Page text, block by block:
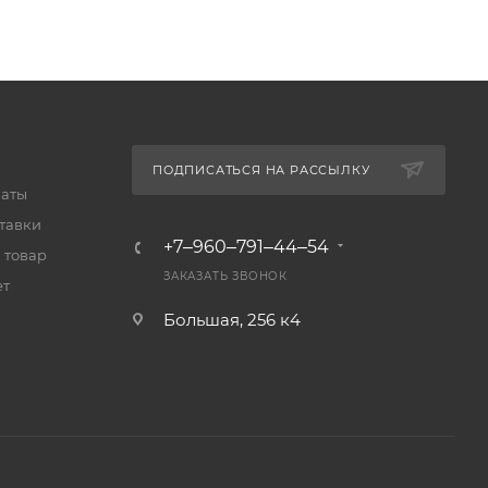
товар
ПОДПИСАТЬСЯ НА РАССЫЛКУ
+7‒960‒791‒44‒54
ЗАКАЗАТЬ ЗВОНОК
Большая, 256 к4